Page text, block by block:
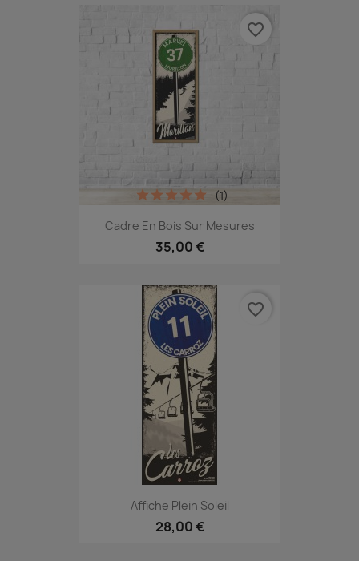
Cadre En Bois Sur Mesures
35,00 €
(1)
favorite_border
Affiche Plein Soleil
28,00 €
favorite_border